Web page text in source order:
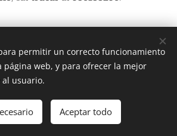
Cookies
permitir un correcto funcionamiento
página web, y para ofrecer la mejor
usuario.
Aceptar todo